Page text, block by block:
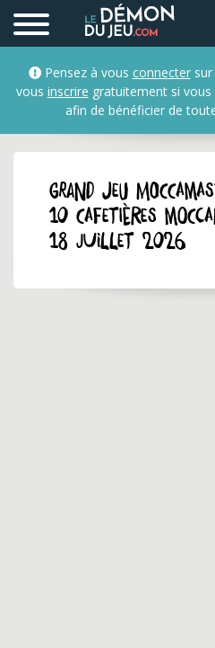
Pensez à vous connectersur
vous inscrire gratuitement si
afin de bénéficier de
GRAND JEU
10 cafetières
18 juillet 2026